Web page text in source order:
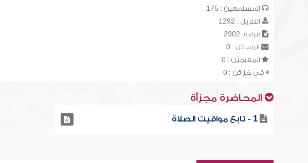
المستمعين : 175
التنزيل : 1292
قراءة: 2902
الرسائل : 0
المقيميّن : 0
في خزائن : 0
المحاضرة مجزأة
1 - تابع مواقيت الصلاة